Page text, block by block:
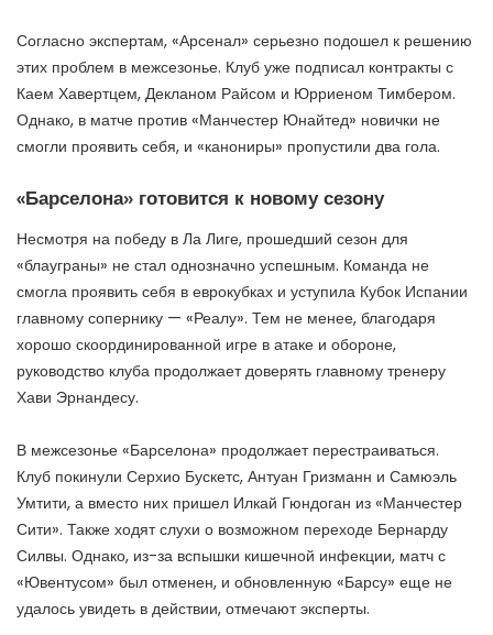
Согласно экспертам, «Арсенал» серьезно подошел к решению
этих проблем в межсезонье. Клуб уже подписал контракты с
Каем Хавертцем, Декланом Райсом и Юрриеном Тимбером.
Однако, в матче против «Манчестер Юнайтед» новички не
смогли проявить себя, и «канониры» пропустили два гола.
«Барселона» готовится к новому сезону
Несмотря на победу в Ла Лиге, прошедший сезон для
«блауграны» не стал однозначно успешным. Команда не
смогла проявить себя в еврокубках и уступила Кубок Испании
главному сопернику — «Реалу». Тем не менее, благодаря
хорошо скоординированной игре в атаке и обороне,
руководство клуба продолжает доверять главному тренеру
Хави Эрнандесу.
В межсезонье «Барселона» продолжает перестраиваться.
Клуб покинули Серхио Бускетс, Антуан Гризманн и Самюэль
Умтити, а вместо них пришел Илкай Гюндоган из «Манчестер
Сити». Также ходят слухи о возможном переходе Бернарду
Силвы. Однако, из-за вспышки кишечной инфекции, матч с
«Ювентусом» был отменен, и обновленную «Барсу» еще не
удалось увидеть в действии, отмечают эксперты.